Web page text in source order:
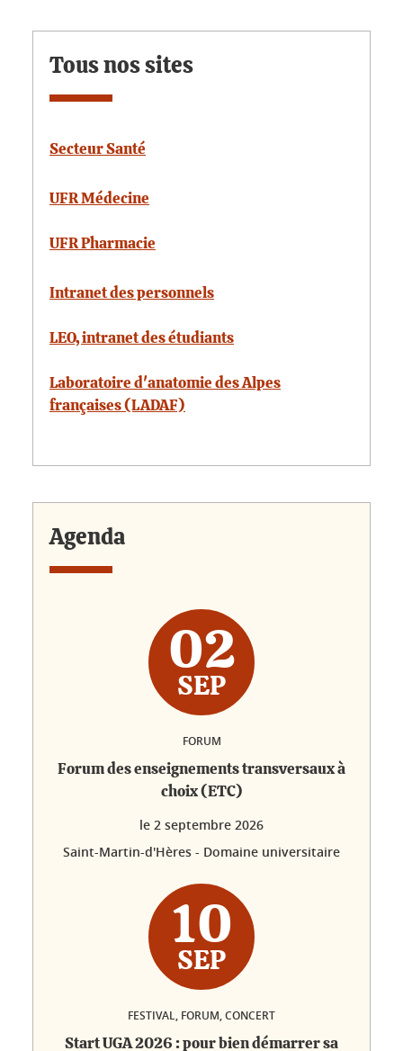
Tous nos sites
Secteur Santé
UFR Médecine
UFR Pharmacie
Intranet des personnels
LEO, intranet des étudiants
Laboratoire d'anatomie des Alpes
françaises (LADAF)
Agenda
02
SEP
FORUM
Forum des enseignements transversaux à
choix (ETC)
le 2 septembre 2026
Saint-Martin-d'Hères - Domaine universitaire
10
SEP
FESTIVAL, FORUM, CONCERT
Start UGA 2026 : pour bien démarrer sa